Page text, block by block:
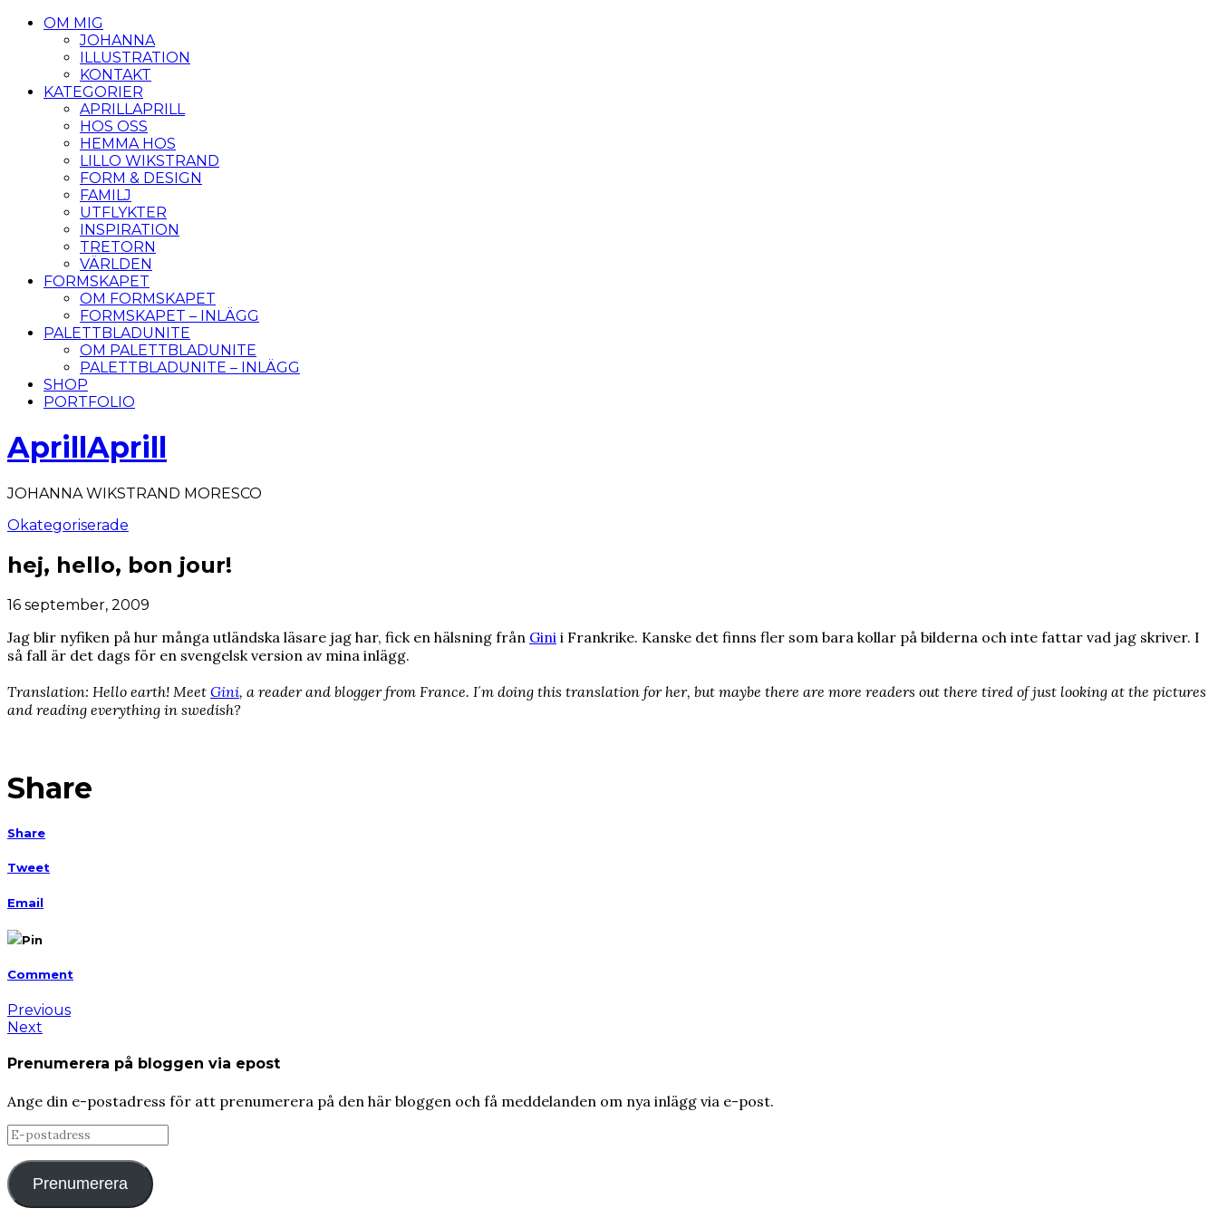
OM MIG
JOHANNA
ILLUSTRATION
KONTAKT
KATEGORIER
APRILLAPRILL
HOS OSS
HEMMA HOS
LILLO WIKSTRAND
FORM & DESIGN
FAMILJ
UTFLYKTER
INSPIRATION
TRETORN
VÄRLDEN
FORMSKAPET
OM FORMSKAPET
FORMSKAPET – INLÄGG
PALETTBLADUNITE
OM PALETTBLADUNITE
PALETTBLADUNITE – INLÄGG
SHOP
PORTFOLIO
AprillAprill
JOHANNA WIKSTRAND MORESCO
Okategoriserade
hej, hello, bon jour!
16 september, 2009
Jag blir nyfiken på hur många utländska läsare jag har, fick en hälsning från Gini i Frankrike. Kanske det finns fler som bara kollar på bilderna och inte fattar vad jag skriver. I
så fall är det dags för en svengelsk version av mina inlägg.
Translation: Hello earth! Meet Gini, a reader and blogger from France. I´m doing this translation for her, but maybe there are more readers out there tired of just looking at the pictures
and reading everything in swedish?
Share
Share
Tweet
Email
Pin
Comment
Previous
Next
Prenumerera på bloggen via epost
Ange din e-postadress för att prenumerera på den här bloggen och få meddelanden om nya inlägg via e-post.
E-
postadress
Prenumerera